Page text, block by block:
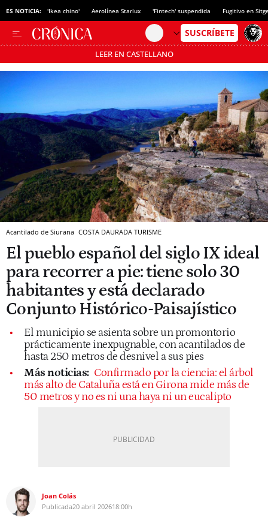
ES NOTICIA: 'Ikea chino' Aerolínea Starlux 'Fintech' suspendida Fugitivo en
LEER EN CASTELLANO
Pásate al MODO AHORRO
Acantilado de Siurana COSTA DAURADA TURISME
El pueblo español del siglo IX ideal
para recorrer a pie: tiene solo 30
habitantes y está declarado
Conjunto Histórico-Paisajístico
El municipio se asienta sobre un promontorio
prácticamente inexpugnable, con acantilados de
hasta 250 metros de desnivel a sus pies
Más noticias: Confirmado por la ciencia: el árbol
más alto de Cataluña está en Girona mide más de
50 metros y no es ni una haya ni un eucalipto
Joan Colás
Publicada20 abril 202618:00h